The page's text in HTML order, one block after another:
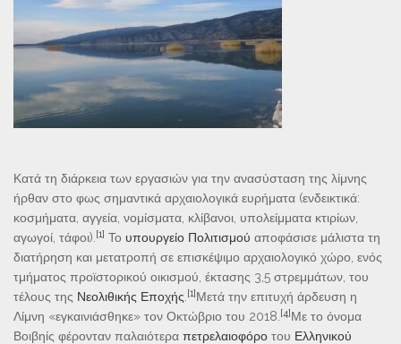
Κατά τη διάρκεια των εργασιών για την ανασύσταση της λίμνης
ήρθαν στο φως σημαντικά αρχαιολογικά ευρήματα (ενδεικτικά:
κοσμήματα, αγγεία, νομίσματα, κλίβανοι, υπολείμματα κτιρίων,
αγωγοί, τάφοι). [1] Το υπουργείο Πολιτισμού αποφάσισε μάλιστα τη
διατήρηση και μετατροπή σε επισκέψιμο αρχαιολογικό χώρο, ενός
τμήματος προϊστορικού οικισμού, έκτασης 3,5 στρεμμάτων, του
τέλους της Νεολιθικής Εποχής [1]Μετά την επιτυχή άρδευση η
Λίμνη «εγκαινιάσθηκε» τον Οκτώβριο του 2018. [4]Με το όνομα
Βοιβηίς φέρονταν παλαιότερα πετρελαιοφόρο του Ελληνικού